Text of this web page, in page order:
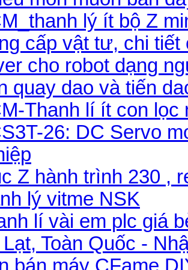
lý ít bộ Z
cấp vật tư, chi
cho robot dạng
quay dao và tiến
Thanh lí ít con lọc
26: DC Servo
Z hành trình 230 ,
lý vitme NSK
lí vài em plc giá
Toàn Quốc -
bán máy CFame